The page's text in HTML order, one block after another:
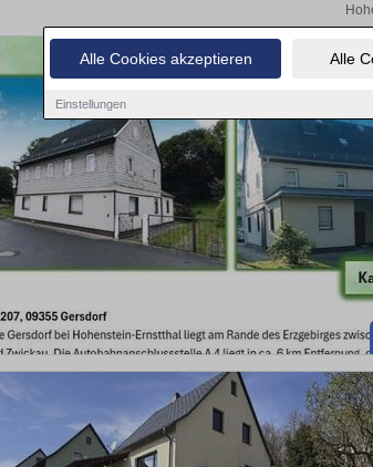
Alle Cookies akzeptieren Alle
Einstellungen